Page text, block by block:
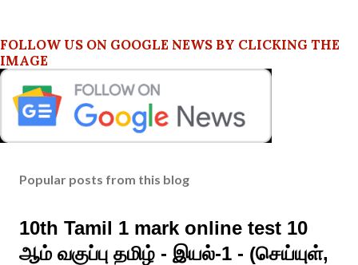
FOLLOW US ON GOOGLE NEWS BY CLICKING THE
IMAGE
Popular posts from this blog
10th Tamil 1 mark online test 10
ஆம் வகுப்பு தமிழ் - இயல்-1 - (செய்யுள்,